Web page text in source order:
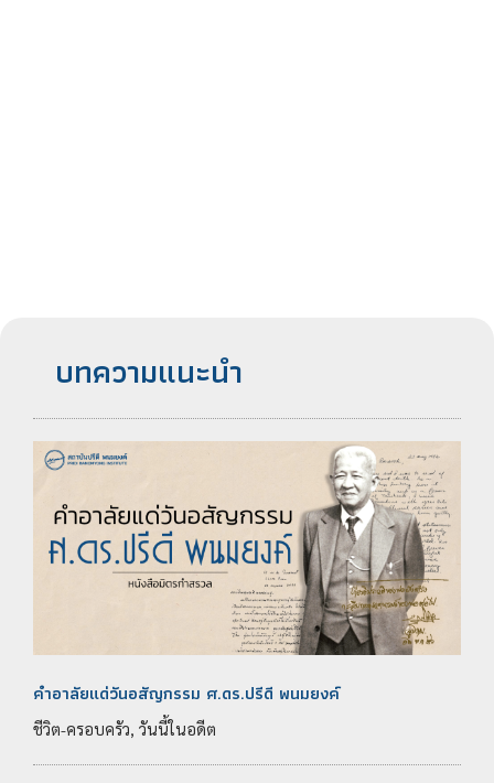
บทความแนะนำ
คำอาลัยแด่วันอสัญกรรม ศ.ดร.ปรีดี พนมยงค์
ชีวิต-ครอบครัว, วันนี้ในอดีต